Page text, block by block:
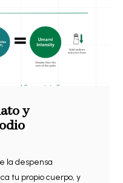
y
la despensa
tu propio cuerpo, y